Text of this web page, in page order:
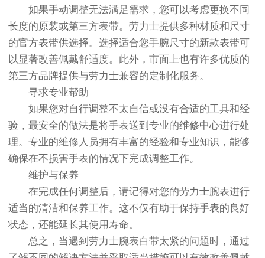
如果手动调整无法满足需求，您可以考虑更换不同
长度的原装或第三方表带。劳力士提供多种材质和尺寸
的官方表带供选择。选择适合您手腕尺寸的新款表带可
以显著改善佩戴舒适度。此外，市面上也有许多优质的
第三方品牌提供与劳力士兼容的定制化服务。
寻求专业帮助
如果您对自行调整不太自信或没有合适的工具和经
验，最安全的做法是将手表送到专业的维修中心进行处
理。专业的维修人员拥有丰富的经验和专业知识，能够
确保在不损害手表的情况下完成调整工作。
维护与保养
在完成任何调整后，请记得对您的劳力士腕表进行
适当的清洁和保养工作。这不仅有助于保持手表的良好
状态，还能延长其使用寿命。
总之，当遇到劳力士腕表白带太紧的问题时，通过